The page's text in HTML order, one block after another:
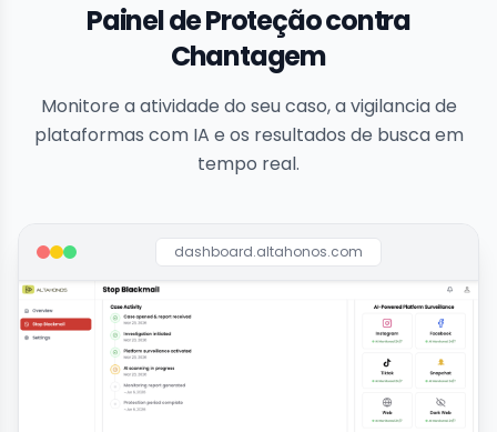
Painel de Proteção contra
Chantagem
Monitore a atividade do seu caso, a vigilancia de
plataformas com IA e os resultados de busca em
tempo real.
dashboard.altahonos.com